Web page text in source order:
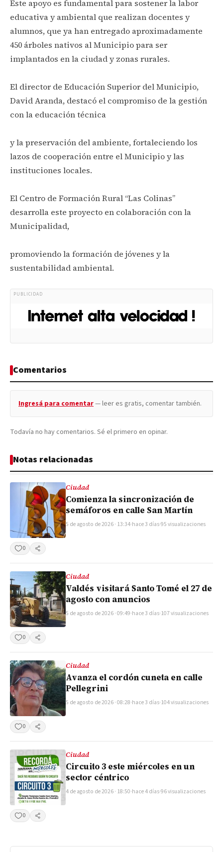
Este apoyo es fundamental para sostener la labor
educativa y ambiental que realizan docentes y
alumnos, que ya han entregado aproximadamente
450 árboles nativos al Municipio para ser
implantados en la ciudad y zonas rurales.
El director de Educación Superior del Municipio,
David Aranda, destacó el compromiso de la gestión
con la educación técnica
y la preservación del ambiente, fortaleciendo los
lazos de cooperación entre el Municipio y las
instituciones locales.
El Centro de Formación Rural “Las Colinas”
desarrolla este proyecto en colaboración con la
Municipalidad,
promoviendo la formación de jóvenes y la
sustentabilidad ambiental.
PUBLICIDAD
Comentarios
Ingresá para comentar— leer es gratis, comentar también.
Todavía no hay comentarios. Sé el primero en opinar.
Notas relacionadas
Ciudad
Comienza la sincronización de
semáforos en calle San Martín
5 de agosto de 2026 · 13:34·hace 3 días·95 visualizaciones
0 Compartir
Ciudad
Valdés visitará Santo Tomé el 27 de
agosto con anuncios
5 de agosto de 2026 · 09:49·hace 3 días·107 visualizaciones
0 Compartir
Ciudad
Avanza el cordón cuneta en calle
Pellegrini
5 de agosto de 2026 · 08:28·hace 3 días·104 visualizaciones
0 Compartir
Ciudad
Circuito 3 este miércoles en un
sector céntrico
4 de agosto de 2026 · 18:50·hace 4 días·96 visualizaciones
0 Compartir